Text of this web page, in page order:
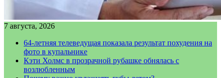
7 августа, 2026
64-летняя телеведущая показала результат похудения на
фото в купальнике
Кэти Холмс в прозрачной рубашке обнялась с
возлюбленным